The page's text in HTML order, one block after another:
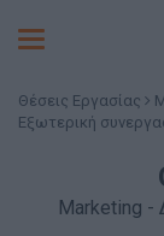
Toggle
Θέσεις Εργασίας
Εξωτερική
Marketing -